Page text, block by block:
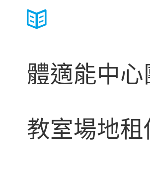
體適能中心
教室場地租